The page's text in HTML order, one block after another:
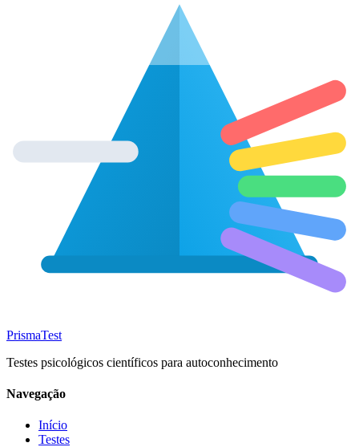
PrismaTest
Testes psicológicos científicos para autoconhecimento
Navegação
Início
Testes